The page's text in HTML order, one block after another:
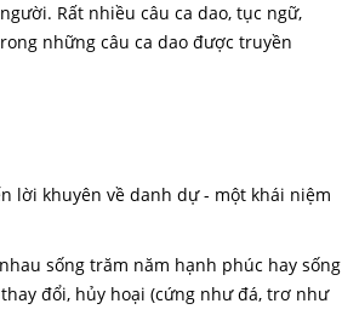
Rất nhiều câu ca dao, tục ngữ,
những câu ca dao được truyền
lời khuyên về danh dự - một khái niệm
sống trăm năm hạnh phúc hay sống
đổi, hủy hoại (cứng như đá, trơ như